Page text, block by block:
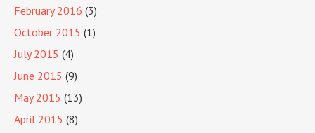
February 2016 (3)
October 2015 (1)
July 2015 (4)
June 2015 (9)
May 2015 (13)
April 2015 (8)